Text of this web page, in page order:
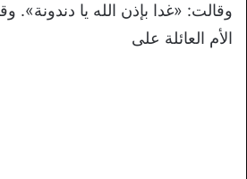
وقالت: «غدا بإذن الله يا دندونة».
الأم العائلة على